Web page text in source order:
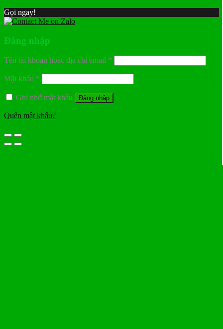
Gọi ngay!
Đăng nhập
Tên tài khoản hoặc địa chỉ email *
Mật khẩu *
Ghi nhớ mật khẩu Đăng nhập
Quên mật khẩu?